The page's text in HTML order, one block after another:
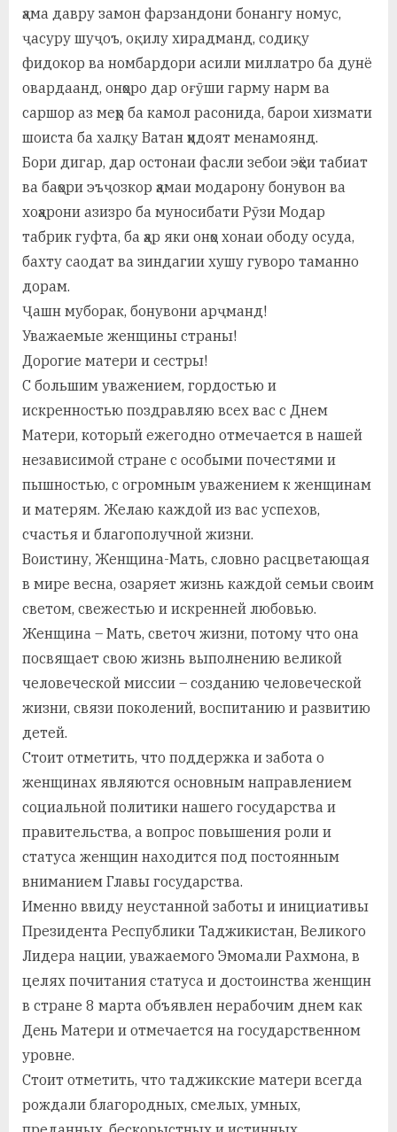
ҳама давру замон фарзандони бонангу номус,
ҷасуру шуҷоъ, оқилу хирадманд, содиқу
фидокор ва номбардори асили миллатро ба дунё
овардаанд, онҳоро дар оғӯши гарму нарм ва
саршор аз меҳр ба камол расонида, барои хизмати
шоиста ба халқу Ватан ҳидоят менамоянд.
Бори дигар, дар остонаи фасли зебои эҳёи табиат
ва баҳори эъҷозкор ҳамаи модарону бонувон ва
хоҳарони азизро ба муносибати Рӯзи Модар
табрик гуфта, ба ҳар яки онҳо хонаи ободу осуда,
бахту саодат ва зиндагии хушу гуворо таманно
дорам.
Ҷашн муборак, бонувони арҷманд!
Уважаемые женщины страны!
Дорогие матери и сестры!
С большим уважением, гордостью и
искренностью поздравляю всех вас с Днем
Матери, который ежегодно отмечается в нашей
независимой стране с особыми почестями и
пышностью, с огромным уважением к женщинам
и матерям. Желаю каждой из вас успехов,
счастья и благополучной жизни.
Воистину, Женщина-Мать, словно расцветающая
в мире весна, озаряет жизнь каждой семьи своим
светом, свежестью и искренней любовью.
Женщина – Мать, светоч жизни, потому что она
посвящает свою жизнь выполнению великой
человеческой миссии – созданию человеческой
жизни, связи поколений, воспитанию и развитию
детей.
Стоит отметить, что поддержка и забота о
женщинах являются основным направлением
социальной политики нашего государства и
правительства, а вопрос повышения роли и
статуса женщин находится под постоянным
вниманием Главы государства.
Именно ввиду неустанной заботы и инициативы
Президента Республики Таджикистан, Великого
Лидера нации, уважаемого Эмомали Рахмона, в
целях почитания статуса и достоинства женщин
в стране 8 марта объявлен нерабочим днем как
День Матери и отмечается на государственном
уровне.
Стоит отметить, что таджикские матери всегда
рождали благородных, смелых, умных,